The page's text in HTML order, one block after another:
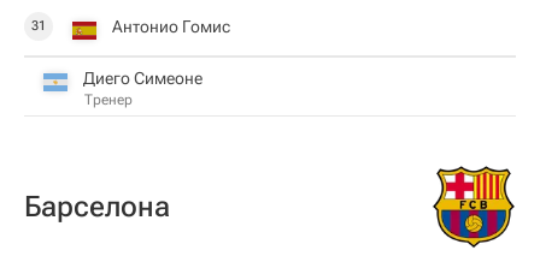
31 Антонио Гомис
Диего Симеоне
Тренер
Барселона